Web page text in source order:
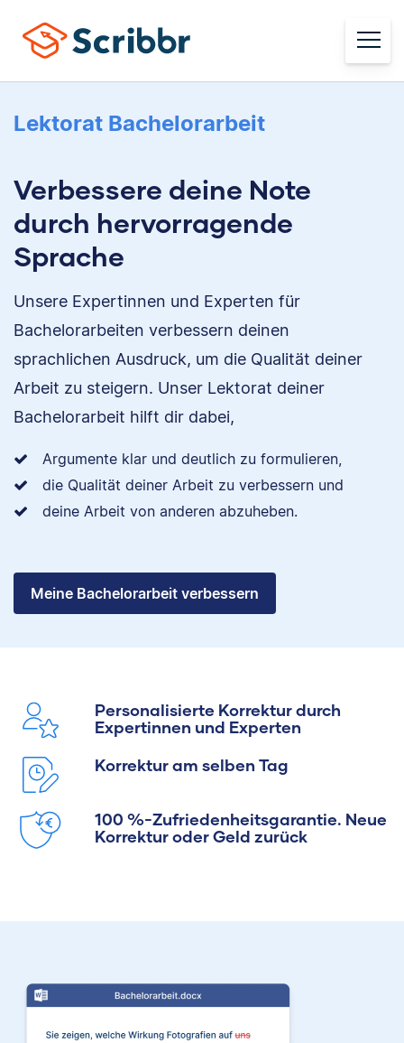
Lektorat Bachelorarbeit
Verbessere deine Note
durch hervorragende
Sprache
Unsere Expertinnen und Experten für
Bachelorarbeiten verbessern deinen
sprachlichen Ausdruck, um die Qualität deiner
Arbeit zu steigern. Unser Lektorat deiner
Bachelorarbeit hilft dir dabei,
Argumente klar und deutlich zu formulieren,
die Qualität deiner Arbeit zu verbessern und
deine Arbeit von anderen abzuheben.
Meine Bachelorarbeit verbessern
Personalisierte Korrektur durch
Expertinnen und Experten
Korrektur am selben Tag
100 %-Zufriedenheitsgarantie. Neue
Korrektur oder Geld zurück